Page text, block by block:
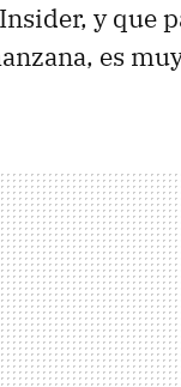
y que
es